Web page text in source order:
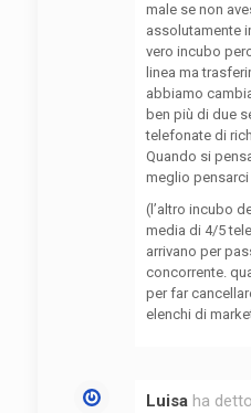
male se non
assolutamente
vero incubo
linea ma
abbiamo
ben più di due
telefonate di
Quando si
meglio
(l’altro incubo
media di 4/5
arrivano per
concorrente.
per far
elenchi di
Luisa ha